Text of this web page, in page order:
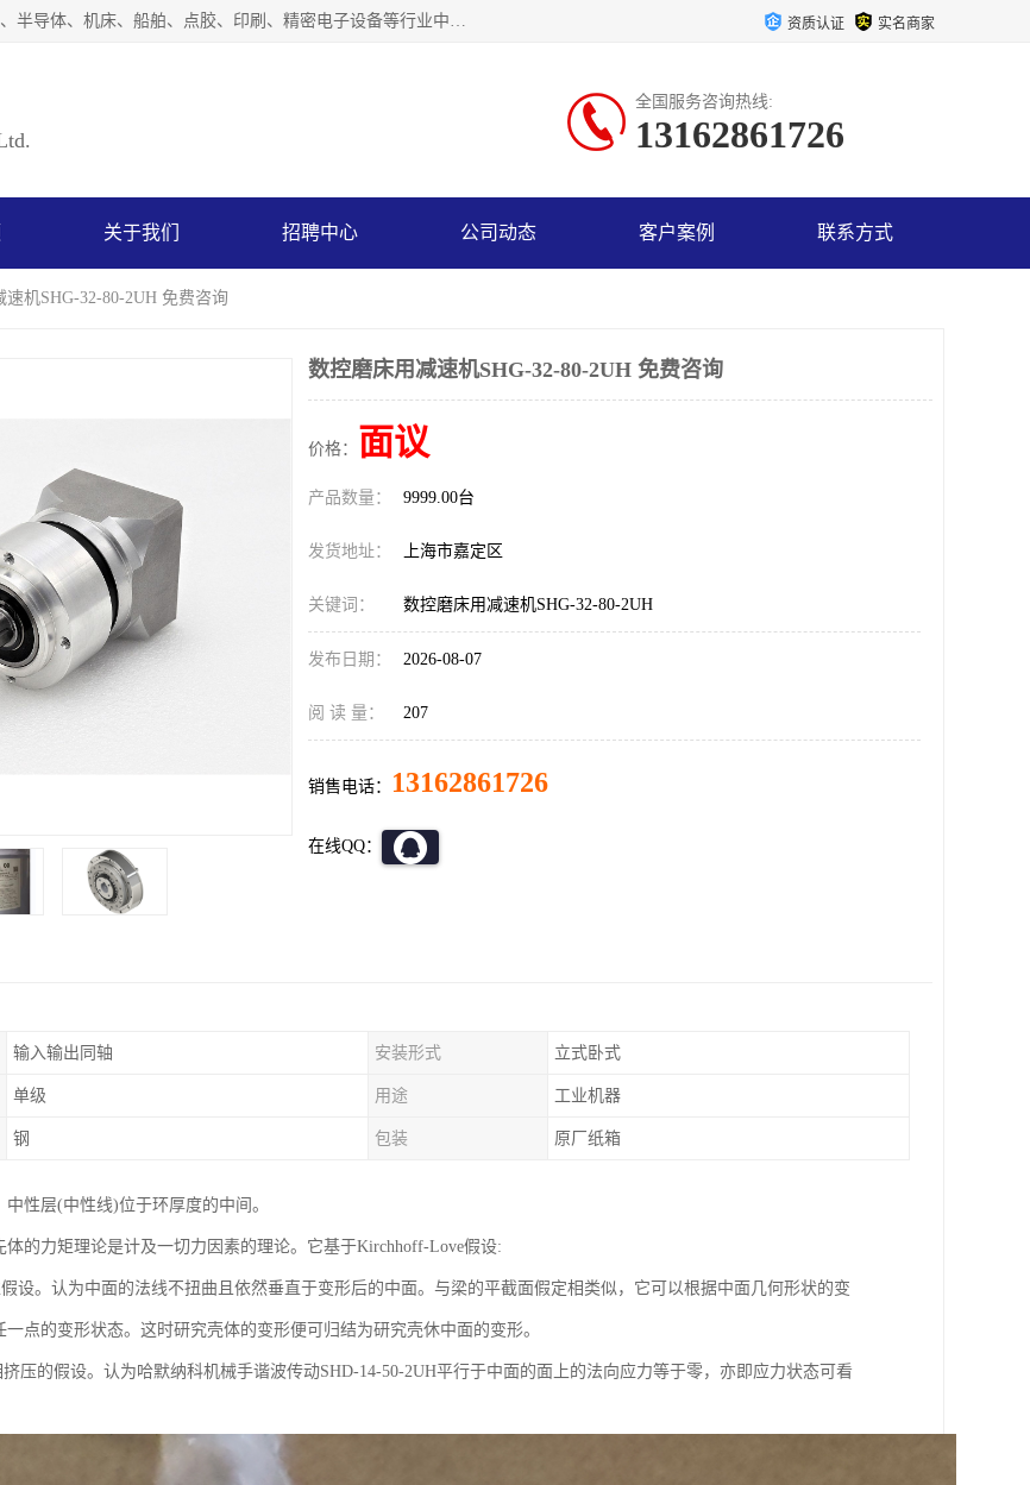
上海浜田实业有限公司专业致力于传动控制行业。面向工业机器人、半导体、机床、船舶、点胶、印刷、精密电子设备等行业中的运动控制技术。为日本哈默纳科（HarmonicDrive简称HD）中国地区定代理商，其生产的HarmonicDrive谐波减速机，具有轻量、小型、传动效率高、减速范围广、精度高等特点，被广泛应用于各种传动系统中。完善的技术，完善的售后，让您的选择无后顾之忧，欢迎您的来电洽谈！ 资质认证 实名商家
全国服务咨询热线:
13162861726
关于我们 招聘中心 公司动态 客户案例 联系方式
机SHG-32-80-2UH 免费咨询
数控磨床用减速机SHG-32-80-2UH 免费咨询
价格： 面议
产品数量： 9999.00台
发货地址： 上海市嘉定区
关键词： 数控磨床用减速机SHG-32-80-2UH
发布日期： 2026-08-07
阅 读 量： 207
销售电话： 13162861726
在线QQ：
输入输出同轴 安装形式 立式卧式
单级 用途 工业机器
钢 包装 原厂纸箱
中性层(中性线)位于环厚度的中间。
体的力矩理论是计及一切力因素的理论。它基于Kirchhoff-Love假设:
设。认为中面的法线不扭曲且依然垂直于变形后的中面。与梁的平截面假定相类似，它可以根据中面几何形状的变
点的变形状态。这时研究壳体的变形便可归结为研究壳休中面的变形。
压的假设。认为哈默纳科机械手谐波传动SHD-14-50-2UH平行于中面的面上的法向应力等于零，亦即应力状态可看